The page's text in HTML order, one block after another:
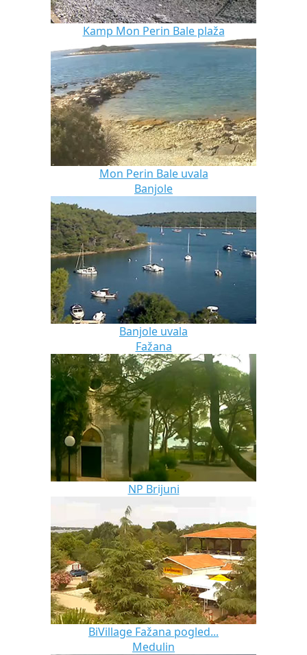
Kamp Mon Perin Bale plaža
Mon Perin Bale uvala
Banjole
Banjole uvala
Fažana
NP Brijuni
BiVillage Fažana pogled...
Medulin